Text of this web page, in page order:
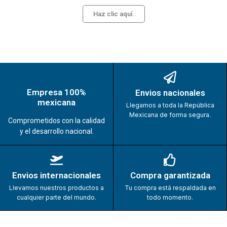
Haz clic aquí.
Empresa 100%
mexicana
Comprometidos con la calidad
y el desarrollo nacional.
Envios nacionales
Llegamos a toda la República
Mexicana de forma segura.
Envios internacionales
Llevamos nuestros productos a
cualquier parte del mundo.
Compra garantizada
Tu compra está respaldada en
todo momento.